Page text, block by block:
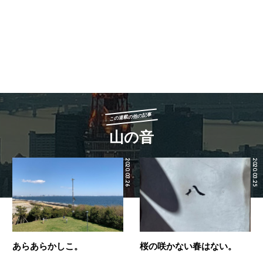
この連載の他の記事
山の音
2020.03.26
あらあらかしこ。
2020.03.25
桜の咲かない春はない。